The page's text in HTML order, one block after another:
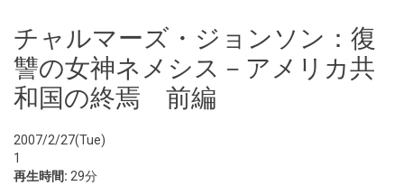
チャルマーズ・ジョンソン：復
讐の女神ネメシス－アメリカ共
和国の終焉 前編
2007/2/27(Tue)
1
再生時間: 29分